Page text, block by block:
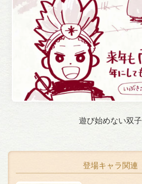
遊び始めない双子
登場キャラ関連